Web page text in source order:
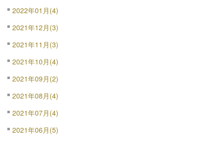
2022年01月(4)
2021年12月(3)
2021年11月(3)
2021年10月(4)
2021年09月(2)
2021年08月(4)
2021年07月(4)
2021年06月(5)